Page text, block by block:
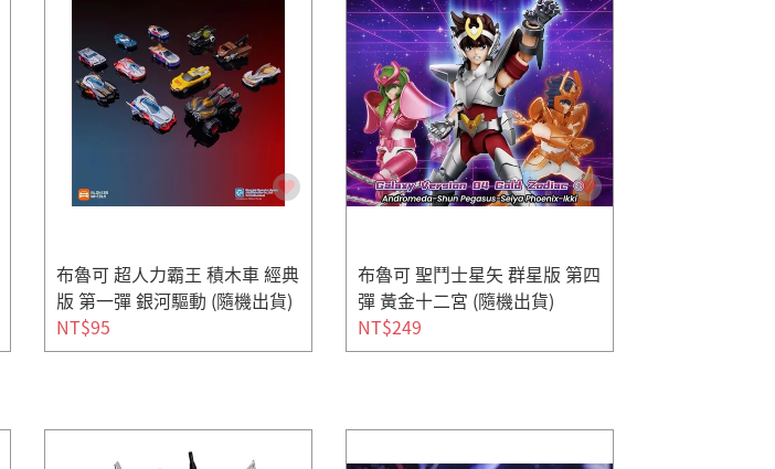
布魯可 超人力霸王 積木車 經典
版 第一彈 銀河驅動 (隨機出貨)
NT$95
布魯可 聖鬥士星矢 群星版 第四
彈 黃金十二宮 (隨機出貨)
NT$249